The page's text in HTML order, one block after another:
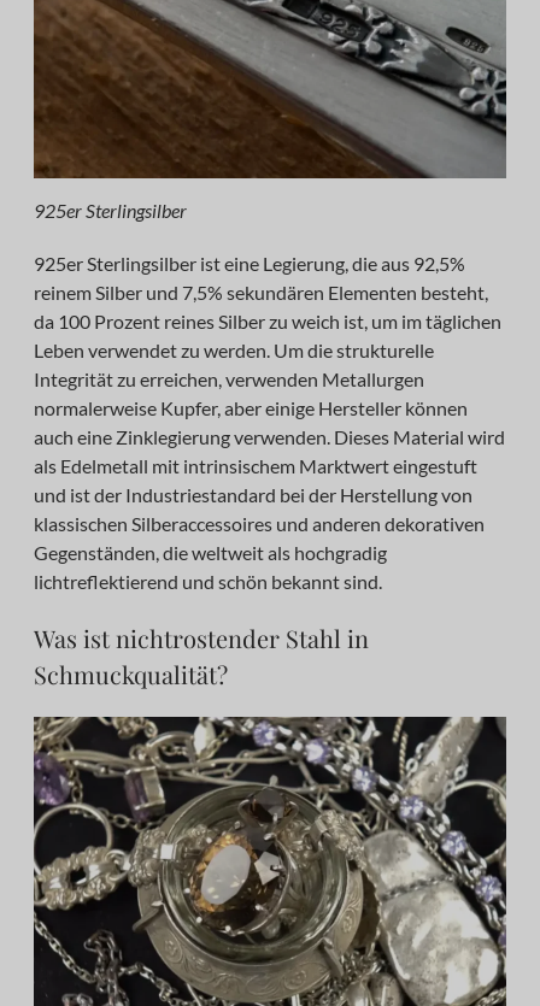
925er Sterlingsilber
925er Sterlingsilber ist eine Legierung, die aus 92,5%
reinem Silber und 7,5% sekundären Elementen besteht,
da 100 Prozent reines Silber zu weich ist, um im täglichen
Leben verwendet zu werden. Um die strukturelle
Integrität zu erreichen, verwenden Metallurgen
normalerweise Kupfer, aber einige Hersteller können
auch eine Zinklegierung verwenden. Dieses Material wird
als Edelmetall mit intrinsischem Marktwert eingestuft
und ist der Industriestandard bei der Herstellung von
klassischen Silberaccessoires und anderen dekorativen
Gegenständen, die weltweit als hochgradig
lichtreflektierend und schön bekannt sind.
Was ist nichtrostender Stahl in
Schmuckqualität?